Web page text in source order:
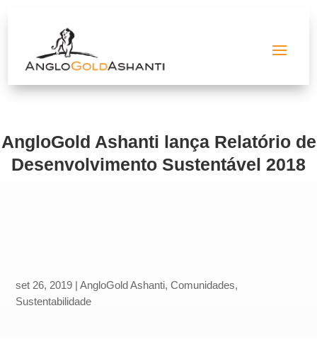
AngloGold Ashanti lança Relatório de
Desenvolvimento Sustentável 2018
set 26, 2019 |AngloGold Ashanti,Comunidades,
Sustentabilidade